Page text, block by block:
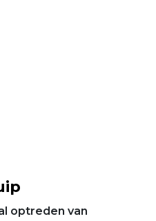
optreden van